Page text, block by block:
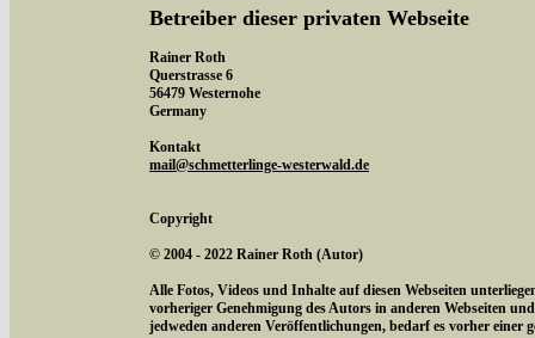
Betreiber dieser privaten Webseite
Rainer Roth
Querstrasse 6
56479 Westernohe
Germany
Kontakt
mail@schmetterlinge-westerwald.de
Copyright
© 2004 - 2022 Rainer Roth (Autor)
Alle Fotos, Videos und Inhalte auf diesen Webseiten
vorheriger Genehmigung des Autors in anderen Webseiten
jedweden anderen Veröffentlichungen, bedarf es vorher einer